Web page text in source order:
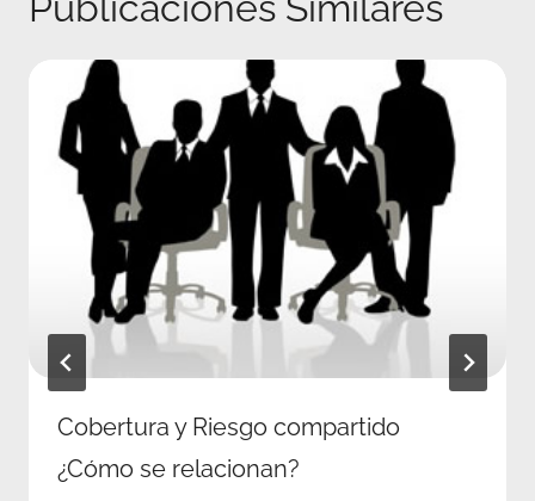
Cobertura y Riesgo compartido
¿Cómo se relacionan?